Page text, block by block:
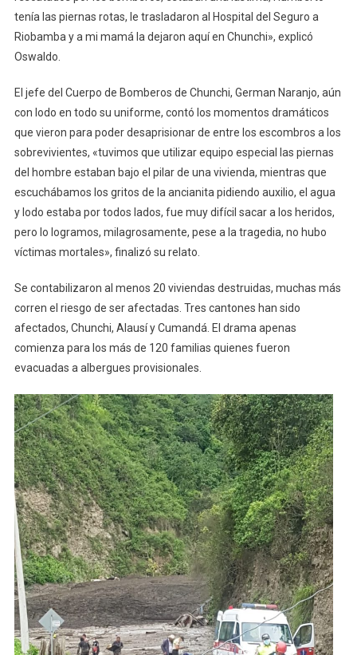
tenía las piernas rotas, le trasladaron al Hospital del Seguro a
Riobamba y a mi mamá la dejaron aquí en Chunchi», explicó
Oswaldo.
El jefe del Cuerpo de Bomberos de Chunchi, German Naranjo, aún
con lodo en todo su uniforme, contó los momentos dramáticos
que vieron para poder desaprisionar de entre los escombros a los
sobrevivientes, «tuvimos que utilizar equipo especial las piernas
del hombre estaban bajo el pilar de una vivienda, mientras que
escuchábamos los gritos de la ancianita pidiendo auxilio, el agua
y lodo estaba por todos lados, fue muy difícil sacar a los heridos,
pero lo logramos, milagrosamente, pese a la tragedia, no hubo
víctimas mortales», finalizó su relato.
Se contabilizaron al menos 20 viviendas destruidas, muchas más
corren el riesgo de ser afectadas. Tres cantones han sido
afectados, Chunchi, Alausí y Cumandá. El drama apenas
comienza para los más de 120 familias quienes fueron
evacuadas a albergues provisionales.